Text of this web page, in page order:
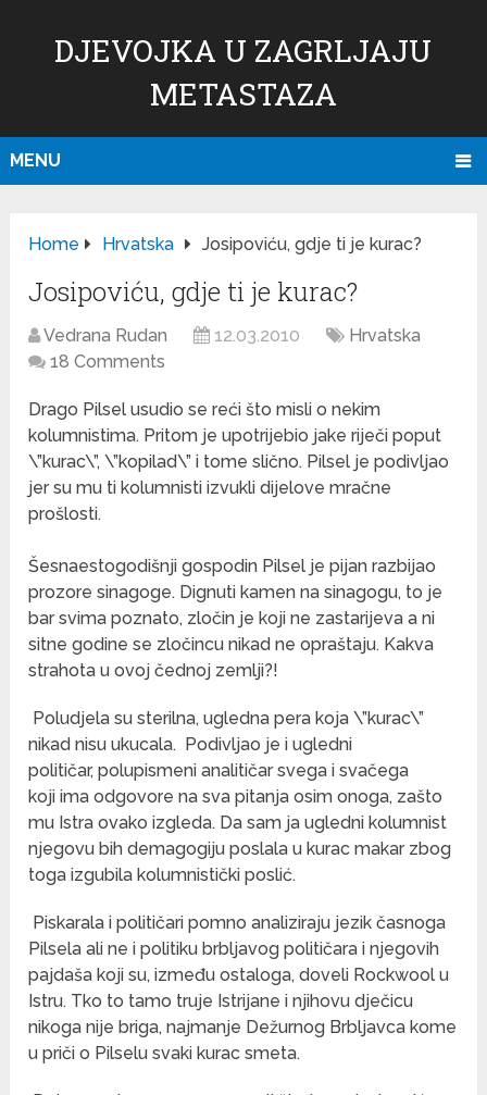
DJEVOJKA U ZAGRLJAJU
METASTAZA
MENU
Home Hrvatska Josipoviću, gdje ti je kurac?
Josipoviću, gdje ti je kurac?
Vedrana Rudan 12.03.2010
Hrvatska
18 Comments
Drago Pilsel usudio se reći što misli o nekim
kolumnistima. Pritom je upotrijebio jake riječi poput
\”kurac\”, \”kopilad\” i tome slično. Pilsel je podivljao
jer su mu ti kolumnisti izvukli dijelove mračne
prošlosti.
Šesnaestogodišnji gospodin Pilsel je pijan razbijao
prozore sinagoge. Dignuti kamen na sinagogu, to je
bar svima poznato, zločin je koji ne zastarijeva a ni
sitne godine se zločincu nikad ne opraštaju. Kakva
strahota u ovoj čednoj zemlji?!
Poludjela su sterilna, ugledna pera koja \”kurac\”
nikad nisu ukucala. Podivljao je i ugledni
političar, polupismeni analitičar svega i svačega
koji ima odgovore na sva pitanja osim onoga, zašto
mu Istra ovako izgleda. Da sam ja ugledni kolumnist
njegovu bih demagogiju poslala u kurac makar zbog
toga izgubila kolumnistički poslić.
Piskarala i političari pomno analiziraju jezik časnoga
Pilsela ali ne i politiku brbljavog političara i njegovih
pajdaša koji su, između ostaloga, doveli Rockwool u
Istru. Tko to tamo truje Istrijane i njihovu dječicu
nikoga nije briga, najmanje Dežurnog Brbljavca kome
u priči o Pilselu svaki kurac smeta.